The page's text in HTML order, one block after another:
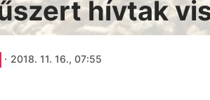
hívtak
· 2018. 11. 16., 07:55